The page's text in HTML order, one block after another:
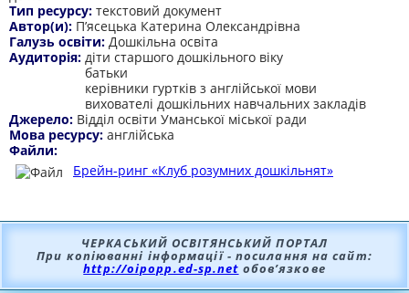
Тип ресурсу: текстовий документ
Автор(и): П’ясецька Катерина Олександрівна
Галузь освіти: Дошкільна освіта
Аудиторія: діти старшого дошкільного віку
батьки
керівники гуртків з англійської мови
вихователі дошкільних навчальних закладів
Джерело: Відділ освіти Уманської міської ради
Мова ресурсу: англійська
Файли:
Брейн-ринг «Клуб розумних дошкільнят»
ЧЕРКАСЬКИЙ ОСВІТЯНСЬКИЙ ПОРТАЛ
При копіюванні інформації - посилання на сайт:
http://oipopp.ed-sp.net обов’язкове